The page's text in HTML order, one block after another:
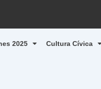
2025 Cultura Cívica